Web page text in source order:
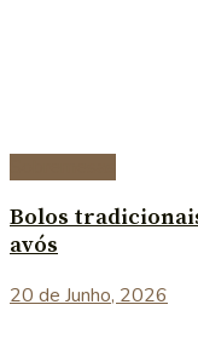
Bolos
avós
20 de Junho, 2026